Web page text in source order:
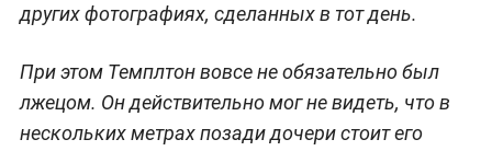
других фотографиях, сделанных в тот день.
При этом Темплтон вовсе не обязательно был
лжецом. Он действительно мог не видеть, что в
нескольких метрах позади дочери стоит его